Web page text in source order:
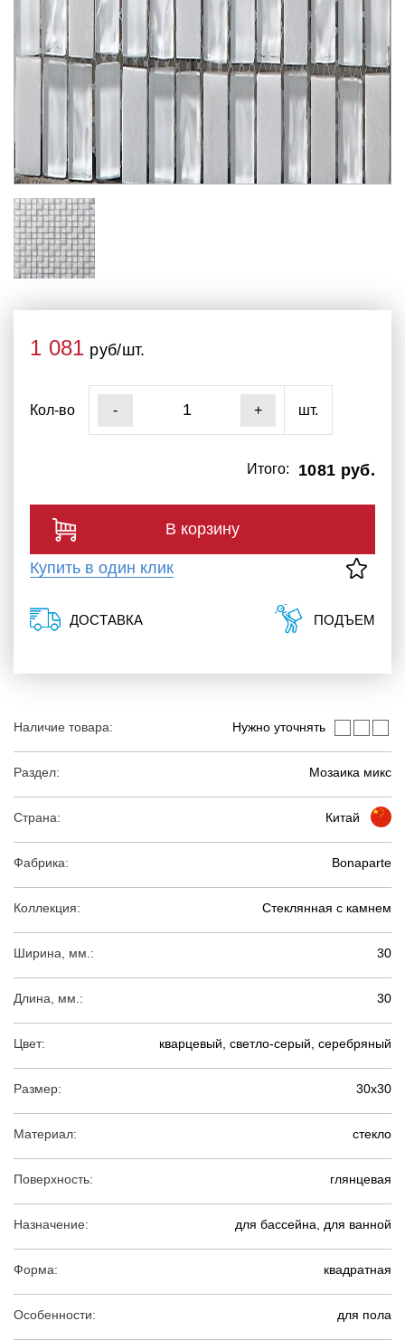
Наличие товара: Нужно уточнять
Раздел: Мозаика микс
Страна: Китай
Фабрика: Bonaparte
Коллекция: Стеклянная с камнем
Ширина, мм.: 30
Длина, мм.: 30
Цвет: кварцевый, светло-серый, серебряный
Размер: 30х30
Материал: стекло
Поверхность: глянцевая
Назначение: для бассейна, для ванной
Форма: квадратная
Особенности: для пола
1 081 руб/шт.
Кол-во - + шт.
1081 руб.
Итого:
В корзину
Купить в один клик
ДОСТАВКА ПОДЪЕМ